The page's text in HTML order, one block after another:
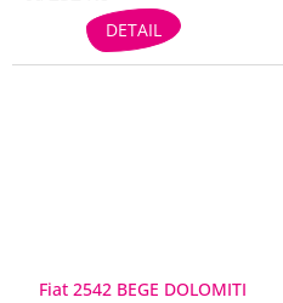
DETAIL
Fiat 2542 BEGE DOLOMITI